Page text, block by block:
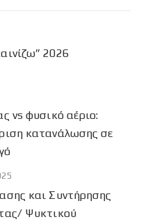
2026
vs φυσικό αέριο:
κατανάλωσης σε
και Συντήρησης
Ψυκτικού